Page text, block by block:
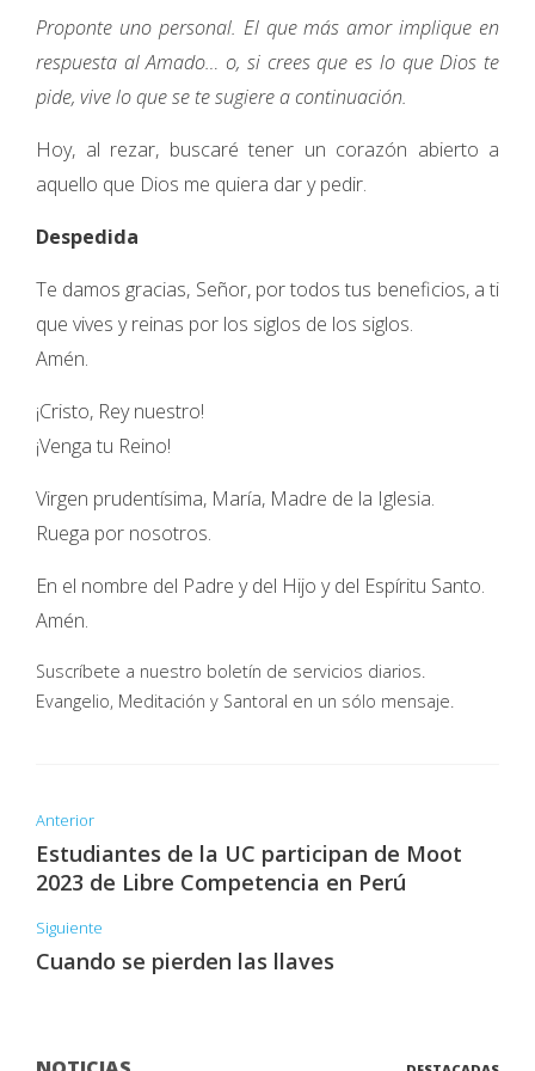
Proponte uno personal. El que más amor implique en
respuesta al Amado… o, si crees que es lo que Dios te
pide, vive lo que se te sugiere a continuación.
Hoy, al rezar, buscaré tener un corazón abierto a
aquello que Dios me quiera dar y pedir.
Despedida
Te damos gracias, Señor, por todos tus beneficios, a ti
que vives y reinas por los siglos de los siglos.
Amén.
¡Cristo, Rey nuestro!
¡Venga tu Reino!
Virgen prudentísima, María, Madre de la Iglesia.
Ruega por nosotros.
En el nombre del Padre y del Hijo y del Espíritu Santo.
Amén.
Suscríbete a nuestro boletín de servicios diarios.
Evangelio, Meditación y Santoral en un sólo mensaje.
Anterior
Estudiantes de la UC participan de Moot
2023 de Libre Competencia en Perú
Siguiente
Cuando se pierden las llaves